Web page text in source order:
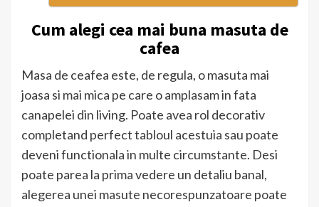
Cum alegi cea mai buna masuta de
cafea
Masa de ceafea este, de regula, o masuta mai
joasa si mai mica pe care o amplasam in fata
canapelei din living. Poate avea rol decorativ
completand perfect tabloul acestuia sau poate
deveni functionala in multe circumstante. Desi
poate parea la prima vedere un detaliu banal,
alegerea unei masute necorespunzatoare poate